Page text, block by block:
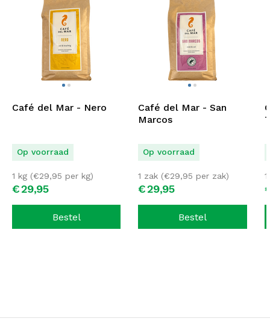
Café del Mar - Nero
Op voorraad
€29,95
1 kg (€29,95 per kg)
Bestel
Café del Mar - San
Marcos
Op voorraad
€29,95
1 zak (€29,95 per zak)
Bestel